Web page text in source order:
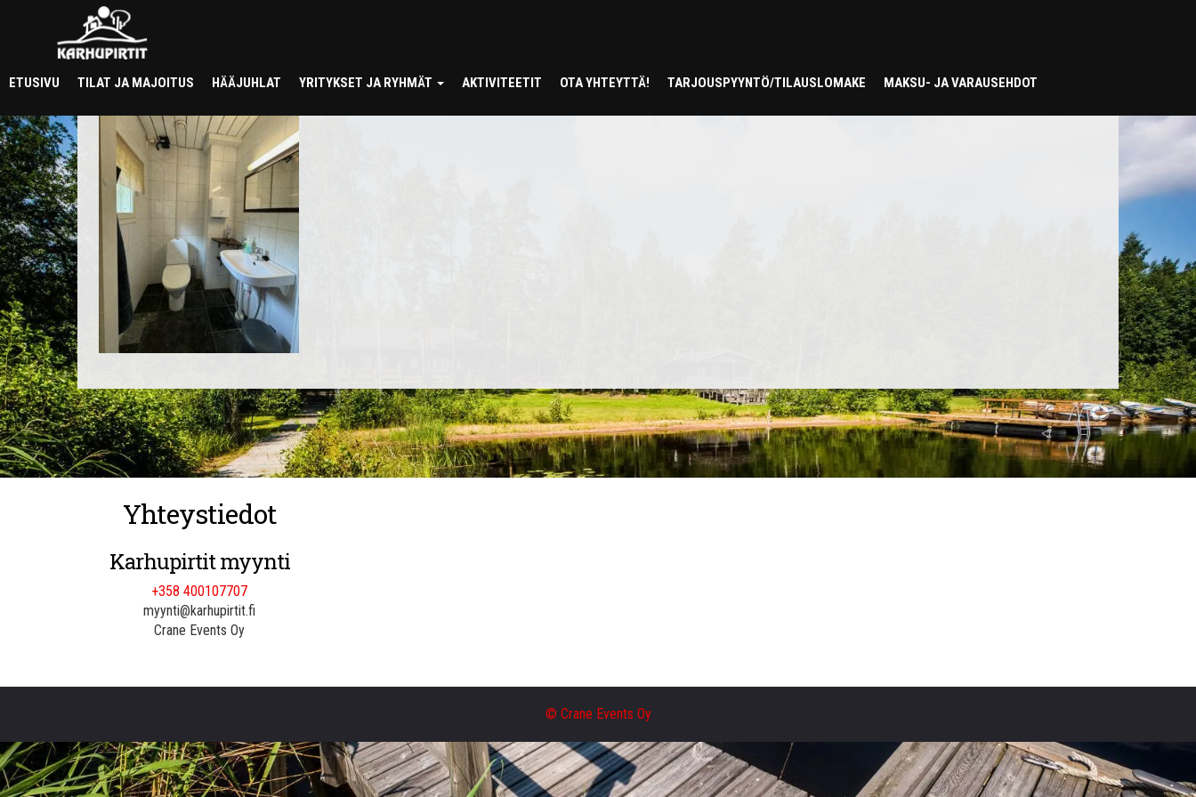
ETUSIVU TILAT JA MAJOITUS HÄÄJUHLAT YRITYKSET JA RYHMÄT AKTIVITEETIT OTA YHTEYTTÄ! TARJOUSPYYNTÖ/TILAUSLOMAKE MAKSU- JA VARAUSEHDOT
saunapirtti wc
Yhteystiedot
Karhupirtit myynti
+358 400107707
myynti@karhupirtit.fi
Crane Events Oy
© Crane Events Oy